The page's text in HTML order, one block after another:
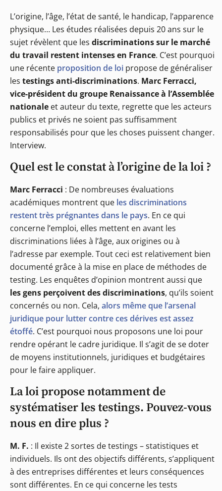
L’origine, l’âge, l’état de santé, le handicap, l’apparence
physique… Les études réalisées depuis 20 ans sur le
sujet révèlent que les discriminations sur le marché
du travail restent intenses en France. C’est pourquoi
une récente proposition de loi propose de généraliser
les testings anti-discriminations. Marc Ferracci,
vice-président du groupe Renaissance à l’Assemblée
nationale et auteur du texte, regrette que les acteurs
publics et privés ne soient pas suffisamment
responsabilisés pour que les choses puissent changer.
Interview.
Quel est le constat à l’origine de la loi ?
Marc Ferracci : De nombreuses évaluations
académiques montrent que les discriminations
restent très prégnantes dans le pays. En ce qui
concerne l’emploi, elles mettent en avant les
discriminations liées à l’âge, aux origines ou à
l’adresse par exemple. Tout ceci est relativement bien
documenté grâce à la mise en place de méthodes de
testing. Les enquêtes d’opinion montrent aussi que
les gens perçoivent des discriminations, qu’ils soient
concernés ou non. Cela, alors même que l’arsenal
juridique pour lutter contre ces dérives est assez
étoffé. C’est pourquoi nous proposons une loi pour
rendre opérant le cadre juridique. Il s’agit de se doter
de moyens institutionnels, juridiques et budgétaires
pour le faire appliquer.
La loi propose notamment de
systématiser les testings. Pouvez-vous
nous en dire plus ?
M. F. : Il existe 2 sortes de testings – statistiques et
individuels. Ils ont des objectifs différents, s’appliquent
à des entreprises différentes et leurs conséquences
sont différentes. En ce qui concerne les tests